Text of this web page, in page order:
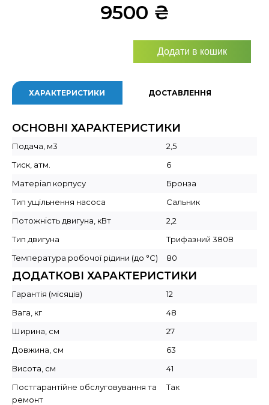
9500 ₴
Додати в кошик
ХАРАКТЕРИСТИКИ ДОСТАВЛЕННЯ
ОСНОВНІ ХАРАКТЕРИСТИКИ
Подача, м3
2,5
Тиск, атм.
6
Матеріал корпусу
Бронза
Тип ущільнення насоса
Сальник
Потожність двигуна, кВт
2,2
Тип двигуна
Трифазний 380В
Температура робочої рідини (до °C)
80
ДОДАТКОВІ ХАРАКТЕРИСТИКИ
Гарантія (місяців)
12
Вага, кг
48
Ширина, см
27
Довжина, см
63
Висота, см
41
Постгарантійне обслуговування та
ремонт
Так